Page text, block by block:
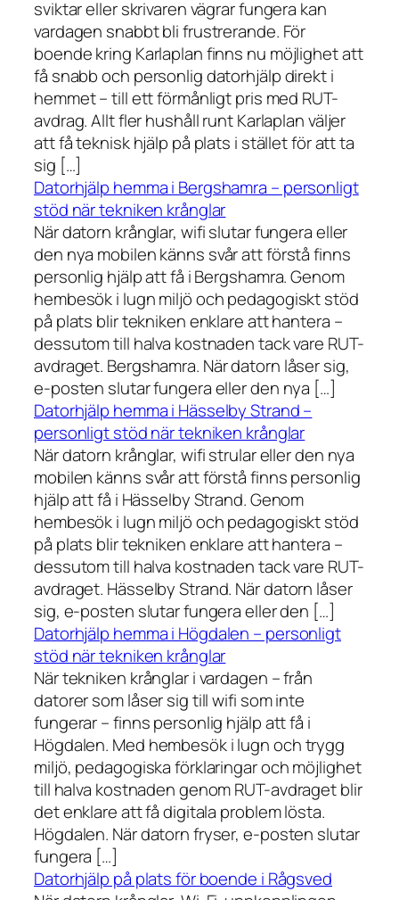
sviktar eller skrivaren vägrar fungera kan
vardagen snabbt bli frustrerande. För
boende kring Karlaplan finns nu möjlighet att
få snabb och personlig datorhjälp direkt i
hemmet – till ett förmånligt pris med RUT-
avdrag. Allt fler hushåll runt Karlaplan väljer
att få teknisk hjälp på plats i stället för att ta
sig […]
Datorhjälp hemma i Bergshamra – personligt
stöd när tekniken krånglar
När datorn krånglar, wifi slutar fungera eller
den nya mobilen känns svår att förstå finns
personlig hjälp att få i Bergshamra. Genom
hembesök i lugn miljö och pedagogiskt stöd
på plats blir tekniken enklare att hantera –
dessutom till halva kostnaden tack vare RUT-
avdraget. Bergshamra. När datorn låser sig,
e-posten slutar fungera eller den nya […]
Datorhjälp hemma i Hässelby Strand –
personligt stöd när tekniken krånglar
När datorn krånglar, wifi strular eller den nya
mobilen känns svår att förstå finns personlig
hjälp att få i Hässelby Strand. Genom
hembesök i lugn miljö och pedagogiskt stöd
på plats blir tekniken enklare att hantera –
dessutom till halva kostnaden tack vare RUT-
avdraget. Hässelby Strand. När datorn låser
sig, e-posten slutar fungera eller den […]
Datorhjälp hemma i Högdalen – personligt
stöd när tekniken krånglar
När tekniken krånglar i vardagen – från
datorer som låser sig till wifi som inte
fungerar – finns personlig hjälp att få i
Högdalen. Med hembesök i lugn och trygg
miljö, pedagogiska förklaringar och möjlighet
till halva kostnaden genom RUT-avdraget blir
det enklare att få digitala problem lösta.
Högdalen. När datorn fryser, e-posten slutar
fungera […]
Datorhjälp på plats för boende i Rågsved